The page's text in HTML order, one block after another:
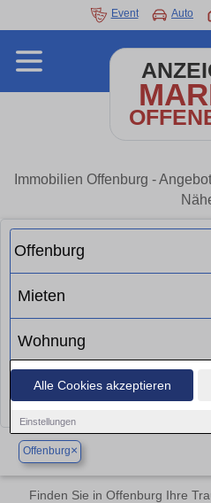
Alle Cookies akzeptieren
Einstellungen
Event Auto
Immobilien Offenburg -
Suchen
Offenburg×
Finden Sie in Offenburg Ihre